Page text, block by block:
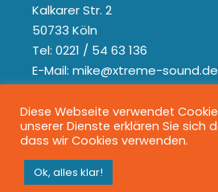
Kalkarer Str. 2
50733 Köln
Tel: 0221 / 54 63 136
E-Mail: mike@xtreme-sound.de
Diese Webseite verwendet
unserer Dienste erklären Sie sich
dass wir Cookies verwenden.
Ok, alles klar!